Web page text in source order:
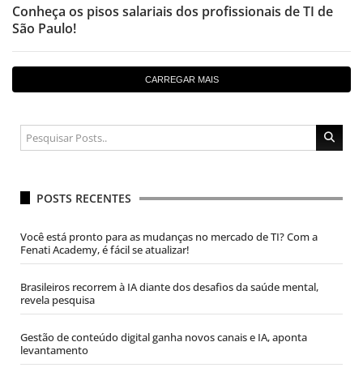
Conheça os pisos salariais dos profissionais de TI de
São Paulo!
CARREGAR MAIS
POSTS RECENTES
Você está pronto para as mudanças no mercado de TI? Com a
Fenati Academy, é fácil se atualizar!
Brasileiros recorrem à IA diante dos desafios da saúde mental,
revela pesquisa
Gestão de conteúdo digital ganha novos canais e IA, aponta
levantamento